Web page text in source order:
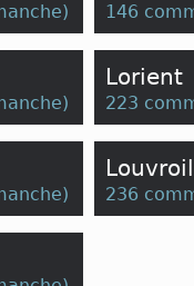
) 146
)
Lorient
223
)
Louvroil
236